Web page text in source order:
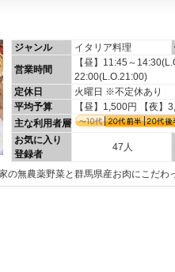
ジャンル イタリア料理
営業時間
【昼】11:45～
22:00(L.O.21:00)
定休日
火曜日 ※不定休あり
平均予算
【昼】1,500円 【夜】
主な利用者層
お気に入り
登録者
47人
の無農薬野菜と群馬県産お肉にこだわ